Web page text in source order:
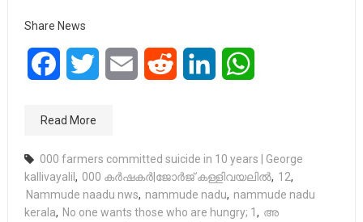
Share News
FacebookTwitter Email Reddit LinkedIn
Read More
000 farmers committed suicide in 10 years | George
kallivayalil, 000 കർഷകർ|ജോ​​​ർ​​​ജ് ക​​​ള്ളി​​​വ​​​യ​​​ലി​​​ൽ, 12,
Nammude naadu nws, nammude nadu, nammude nadu
kerala, No one wants those who are hungry; 1, അ​